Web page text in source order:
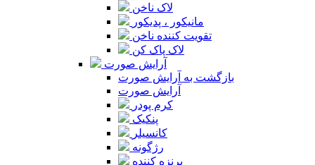
لاک ناخن
مانیکور ، پدیکور
تقویت کننده ناخن
لاک پاک کن
آرایش صورت
بازگشت به آرایش صورت
آرایش صورت
کرم پودر
پنکیک
کانسیلر
رژگونه
برنزه کننده